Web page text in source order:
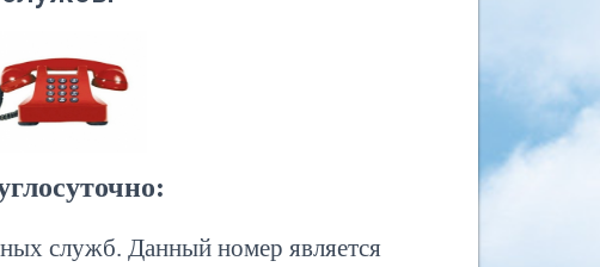
служб. Данный номер является